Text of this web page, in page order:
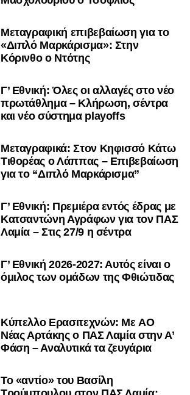
Μεταγραφική επιβεβαίωση για το
«Διπλό Μαρκάρισμα»: Στην
Κόρινθο ο Ντότης
Γ’ Εθνική: Όλες οι αλλαγές στο νέο
πρωτάθλημα – Κλήρωση, σέντρα
και νέο σύστημα playoffs
Μεταγραφικά: Στον Κηφισσό Κάτω
Τιθορέας ο Λάππας – Επιβεβαίωση
για το “Διπλό Μαρκάρισμα”
Γ’ Εθνική: Πρεμιέρα εντός έδρας με
Κατσαντώνη Αγράφων για τον ΠΑΣ
Λαμία – Στις 27/9 η σέντρα
Γ’ Εθνική 2026-2027: Αυτός είναι ο
όμιλος των ομάδων της Φθιώτιδας
Kύπελλο Ερασιτεχνών: Με AO
Nέας Αρτάκης ο ΠΑΣ Λαμία στην Α’
Φάση – Αναλυτικά τα ζευγάρια
Το «αντίο» του Βασίλη